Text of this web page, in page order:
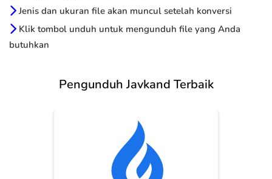
Jenis dan ukuran file akan muncul setelah konversi
Klik tombol unduh untuk mengunduh file yang Anda
butuhkan
Pengunduh Javkand Terbaik